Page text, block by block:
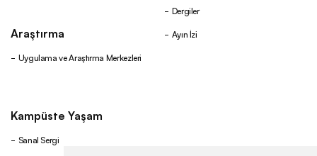
Araştırma
Uygulama ve Araştırma Merkezleri
Dergiler
Ayın İzi
Kampüste Yaşam
Sanal Sergi